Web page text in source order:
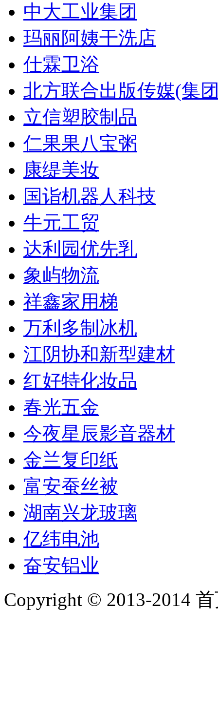
中大工业集团
玛丽阿姨干洗店
仕霖卫浴
北方联合出版传媒(集
立信塑胶制品
仁果果八宝粥
康缇美妆
国诣机器人科技
牛元工贸
达利园优先乳
象屿物流
祥鑫家用梯
万利多制冰机
江阴协和新型建材
红好特化妆品
春光五金
今夜星辰影音器材
金兰复印纸
富安蚕丝被
湖南兴龙玻璃
亿纬电池
奋安铝业
Copyright © 2013-2014